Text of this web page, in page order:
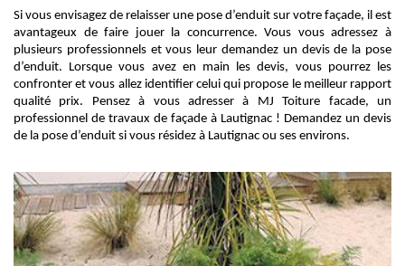
Si vous envisagez de relaisser une pose d’enduit sur votre façade, il est
avantageux de faire jouer la concurrence. Vous vous adressez à
plusieurs professionnels et vous leur demandez un devis de la pose
d’enduit. Lorsque vous avez en main les devis, vous pourrez les
confronter et vous allez identifier celui qui propose le meilleur rapport
qualité prix. Pensez à vous adresser à MJ Toiture facade, un
professionnel de travaux de façade à Lautignac ! Demandez un devis
de la pose d’enduit si vous résidez à Lautignac ou ses environs.